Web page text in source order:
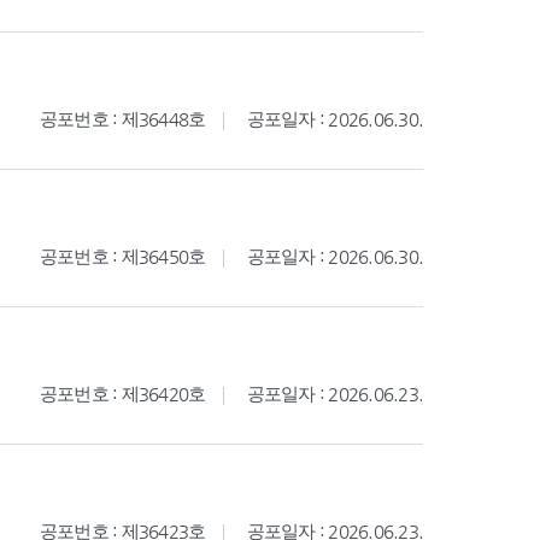
공포번호 : 제36448호 공포일자 : 2026.06.30.
공포번호 : 제36450호 공포일자 : 2026.06.30.
공포번호 : 제36420호 공포일자 : 2026.06.23.
공포번호 : 제36423호 공포일자 : 2026.06.23.